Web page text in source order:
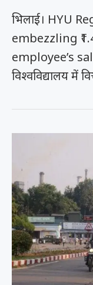
भिलाई। HYU
embezzling
employee’s
विश्वविद्यालय में